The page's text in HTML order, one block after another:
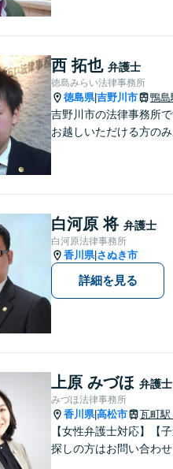
西 拓也 弁護士
徳島みらい法律事務所
徳島県|吉野川市 鴨島
吉野川市の法律事務所
お越しいただける方の
白河原 将 弁護士
白河原法律事務所
香川県| さぬき市
詳細を見る
上原 みづほ 弁護士
みづほ法律事務所
香川県|高松市 瓦町駅
【女性弁護士対応】【
探しの方はお問い合わせ